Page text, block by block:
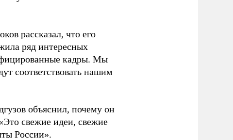
рассказал, что его
ряд интересных
кадры. Мы
соответствовать нашим
объяснил, почему он
свежие идеи, свежие
России».